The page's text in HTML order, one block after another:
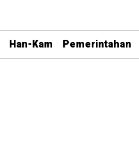
Han-Kam Pemerintahan